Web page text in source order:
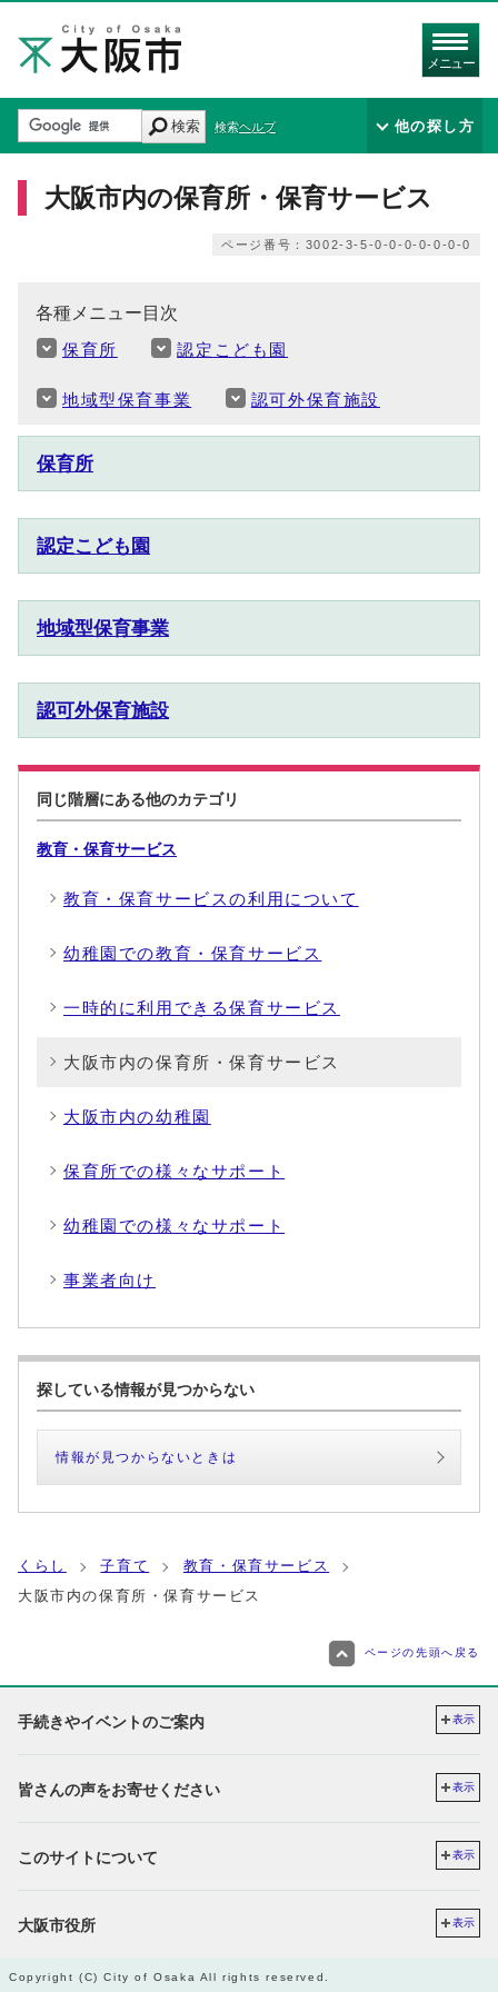
メニュー
検索 検索ヘルプ 他の探し方
大阪市内の保育所・保育サービス
ページ番号：3002-3-5-0-0-0-0-0-0-0
各種メニュー目次
保育所 認定こども園
地域型保育事業 認可外保育施設
保育所
認定こども園
地域型保育事業
認可外保育施設
同じ階層にある他のカテゴリ
教育・保育サービス
教育・保育サービスの利用について
幼稚園での教育・保育サービス
一時的に利用できる保育サービス
大阪市内の保育所・保育サービス
大阪市内の幼稚園
保育所での様々なサポート
幼稚園での様々なサポート
事業者向け
探している情報が見つからない
情報が見つからないときは
くらし 子育て
教育・保育サービス
大阪市内の保育所・保育サービス
ページの先頭へ戻る
手続きやイベントのご案内 表示
皆さんの声をお寄せください 表示
このサイトについて 表示
大阪市役所 表示
Copyright (C) City of Osaka All rights reserved.